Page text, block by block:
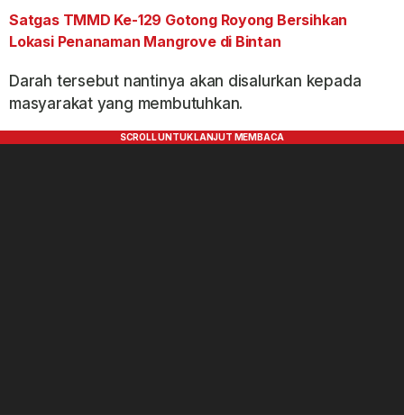
Satgas TMMD Ke-129 Gotong Royong Bersihkan
Lokasi Penanaman Mangrove di Bintan
Darah tersebut nantinya akan disalurkan kepada
masyarakat yang membutuhkan.